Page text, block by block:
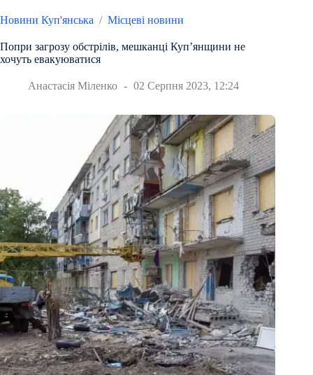
Новини Куп'янська / Місцеві новини
Попри загрозу обстрілів, мешканці Купʼянщини не
хочуть евакуюватися
Анастасія Міленко 02 Серпня 2023, 12:24